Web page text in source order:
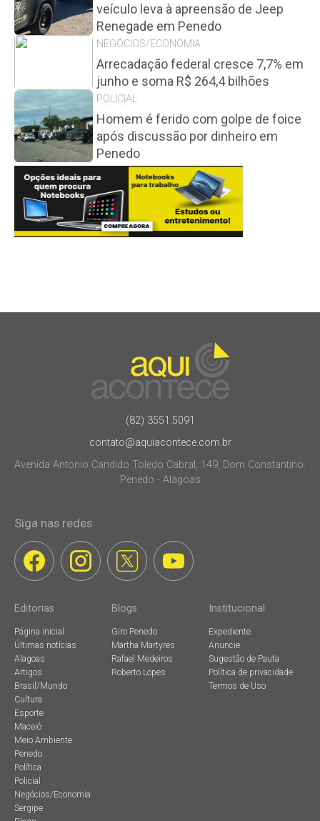
veículo leva à apreensão de Jeep
Renegade em Penedo
NEGÓCIOS/ECONOMIA
Arrecadação federal cresce 7,7% em
junho e soma R$ 264,4 bilhões
POLICIAL
Homem é ferido com golpe de foice
após discussão por dinheiro em
Penedo
(82) 3551.5091
contato@aquiacontece.com.br
Avenida Antonio Candido Toledo Cabral, 149, Dom Constantino.
Penedo - Alagoas
Siga nas redes
Editorias
Página inicial
Últimas notícias
Alagoas
Artigos
Brasil/Mundo
Cultura
Esporte
Maceió
Meio Ambiente
Penedo
Política
Policial
Negócios/Economia
Sergipe
Blogs
Giro Penedo
Martha Martyres
Rafael Medeiros
Roberto Lopes
Institucional
Expediente
Anuncie
Sugestão de Pauta
Política de privacidade
Termos de Uso